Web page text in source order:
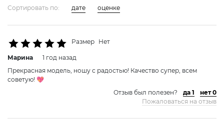
Сортировать по: дате оценке
Размер Нет
Марина
1 год назад
Прекрасная модель, ношу с радостью! Качество супер, всем
советую! 💖
Отзыв был полезен?
да 1
нет 0
Пожаловаться на отзыв